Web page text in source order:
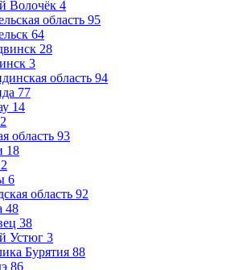
Волочёк 4
область 95
64
28
3
область 94
77
14
2
область 93
18
6
область 92
48
38
Устюг 3
Бурятия 88
86